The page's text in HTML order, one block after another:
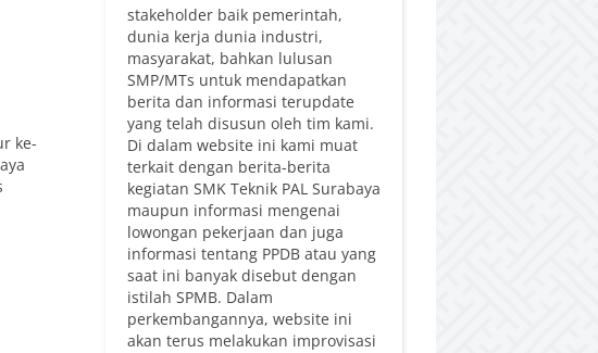
ke-
stakeholder baik pemerintah,
dunia kerja dunia industri,
masyarakat, bahkan lulusan
SMP/MTs untuk mendapatkan
berita dan informasi terupdate
yang telah disusun oleh tim kami.
Di dalam website ini kami muat
terkait dengan berita-berita
kegiatan SMK Teknik PAL Surabaya
maupun informasi mengenai
lowongan pekerjaan dan juga
informasi tentang PPDB atau yang
saat ini banyak disebut dengan
istilah SPMB. Dalam
perkembangannya, website ini
akan terus melakukan improvisasi